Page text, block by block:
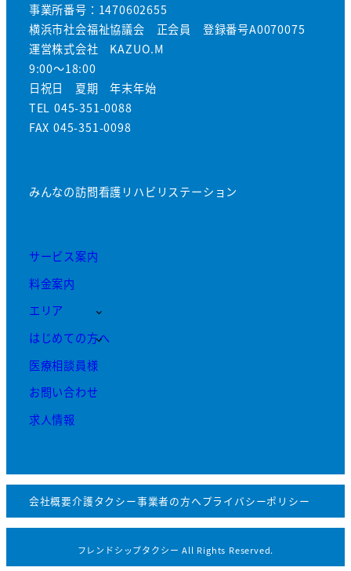
事業所番号：1470602655
横浜市社会福祉協議会 正会員 登録番号A0070075
運営株式会社 KAZUO.M
9:00～18:00
日祝日 夏期 年末年始
TEL 045-351-0088
FAX 045-351-0098
みんなの訪問看護リハビリステーション
サービス案内
料金案内
エリア
はじめての方へ
医療相談員様
お問い合わせ
求人情報
会社概要介護タクシー事業者の方へプライバシーポリシー
フレンドシップタクシー All Rights Reserved.